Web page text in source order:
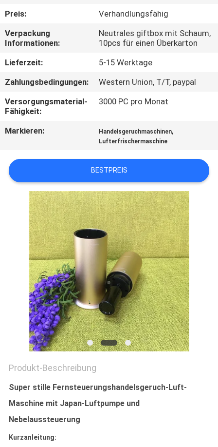
TRETEN
SIE
MIT
UNS
IN
VERBINDUNG
ZITAT
SHOPPING
ONLINE
SITEMAP
PRIVACY
POLICY
Preis:
Verhandlungsfähig
Verpackung
Informationen:
Neutrales giftbox mit Schaum,
10pcs für einen Überkarton
Lieferzeit:
5-15 Werktage
Zahlungsbedingungen:
Western Union, T/T, paypal
Versorgungsmaterial-
Fähigkeit:
3000 PC pro Monat
Markieren: Handelsgeruchmaschinen,
Lufterfrischermaschine
BESTPREIS
Produkt-Beschreibung
Super stille Fernsteuerungshandelsgeruch-Luft-
Maschine mit Japan-Luftpumpe und
Nebelaussteuerung
Kurzanleitung: